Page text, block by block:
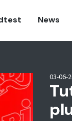
News
03-06-